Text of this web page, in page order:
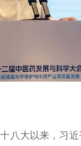
八大以来，习